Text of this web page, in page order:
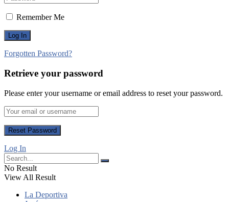
Remember Me
Forgotten Password?
Retrieve your password
Please enter your username or email address to reset your password.
Log In
No Result
View All Result
La Deportiva